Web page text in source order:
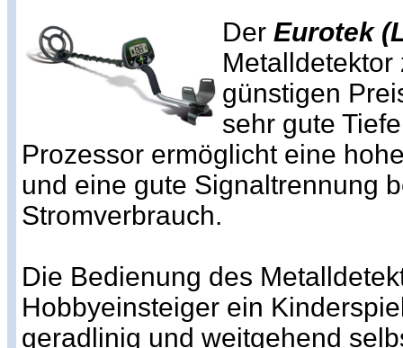
Der Eurotek
günstigen
sehr gute
Prozessor ermöglicht eine
und eine gute Signaltrennung
Stromverbrauch.
Die Bedienung des
Hobbyeinsteiger ein
geradlinig und weitgehend